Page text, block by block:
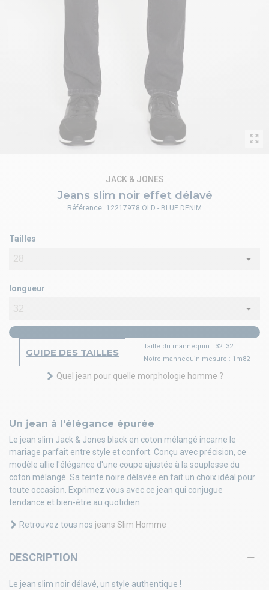
Jeans slim noir effet délavé
JACK & JONES
Un jean à l'élégance épurée
Le jean slim Jack & Jones black en coton mélangé incarne le
mariage parfait entre style et confort. Conçu avec précision, ce
modèle allie l'élégance d'une coupe ajustée à la souplesse du
coton mélangé. Sa teinte noire délavée en fait un choix idéal pour
toute occasion. Exprimez vous avec ce jean qui conjugue
tendance et bien-être au quotidien.
Tailles
longueur
GUIDE DES TAILLES
Taille du mannequin : 32L32
Notre mannequin mesure : 1m82
Quel jean pour quelle morphologie homme ?
Référence: 12217978 OLD - BLUE DENIM
DESCRIPTION
Le jean slim noir délavé, un style authentique !
Retrouvez tous nos jeans Slim Homme